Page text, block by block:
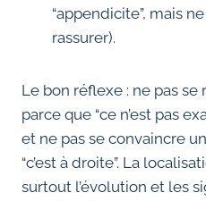
“appendicite”, mais
rassurer).
Le bon réflexe : ne pas
parce que “ce n’est pas
et ne pas se convaincre
“c’est à droite”. La
surtout l’évolution et les